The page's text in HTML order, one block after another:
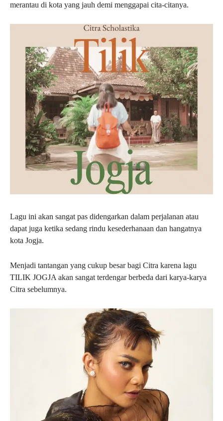
merantau di kota yang jauh demi menggapai cita-citanya.
Lagu ini akan sangat pas didengarkan dalam perjalanan atau
dapat juga ketika sedang rindu kesederhanaan dan hangatnya
kota Jogja.
Menjadi tantangan yang cukup besar bagi Citra karena lagu
TILIK JOGJA akan sangat terdengar berbeda dari karya-karya
Citra sebelumnya.